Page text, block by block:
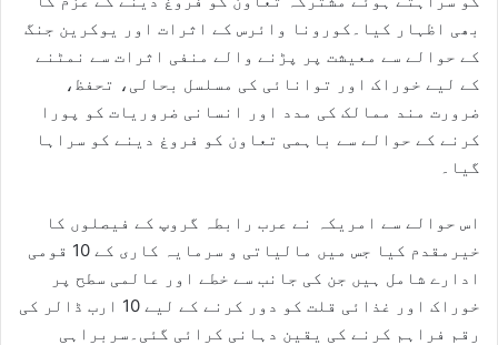
بھی اظہار کیا۔کورونا وائرس کے اثرات اور یوکرین جنگ
کے حوالے سے معیشت پر پڑنے والے منفی اثرات سے نمٹنے
کے لیے خوراک اور توانائی کی مسلسل بحالی، تحفظ،
ضرورت مند ممالک کی مدد اور انسانی ضروریات کو پورا
کرنے کے حوالے سے باہمی تعاون کو فروغ دینے کو سراہا
گیا۔
اس حوالے سے امریکہ نے عرب رابطہ گروپ کے فیصلوں کا
خیرمقدم کیا جس میں مالیاتی و سرمایہ کاری کے 10 قومی
ادارے شامل ہیں جن کی جانب سے خطے اور عالمی سطح پر
خوراک اور غذائی قلت کو دور کرنے کے لیے 10 ارب ڈالر کی
رقم فراہم کرنے کی یقین دہانی کرائی گئی۔سربراہی